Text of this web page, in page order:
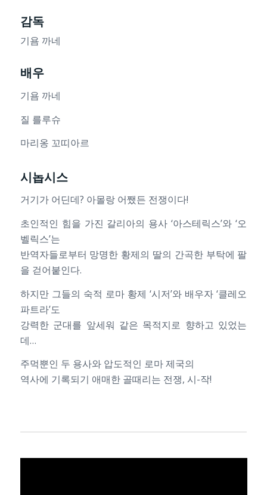
감독
기욤 까네
배우
기욤 까네
질 를루슈
마리옹 꼬띠아르
시놉시스
거기가 어딘데? 아몰랑 어쨌든 전쟁이다!
초인적인 힘을 가진 갈리아의 용사 ‘아스테릭스’와 ‘오
벨릭스’는
반역자들로부터 망명한 황제의 딸의 간곡한 부탁에 팔
을 걷어붙인다.
하지만 그들의 숙적 로마 황제 ‘시저’와 배우자 ‘클레오
파트라’도
강력한 군대를 앞세워 같은 목적지로 향하고 있었는
데…
주먹뿐인 두 용사와 압도적인 로마 제국의
역사에 기록되기 애매한 골때리는 전쟁, 시-작!